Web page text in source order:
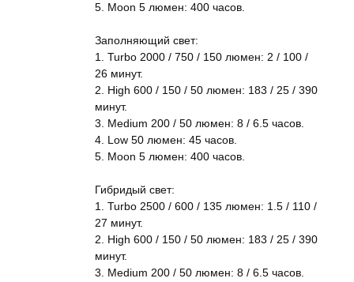
5. Moon 5 люмен: 400 часов.
Заполняющий свет:
1. Turbo 2000 / 750 / 150 люмен: 2 / 100 /
26 минут.
2. High 600 / 150 / 50 люмен: 183 / 25 / 390
минут.
3. Medium 200 / 50 люмен: 8 / 6.5 часов.
4. Low 50 люмен: 45 часов.
5. Moon 5 люмен: 400 часов.
Гибридый свет:
1. Turbo 2500 / 600 / 135 люмен: 1.5 / 110 /
27 минут.
2. High 600 / 150 / 50 люмен: 183 / 25 / 390
минут.
3. Medium 200 / 50 люмен: 8 / 6.5 часов.